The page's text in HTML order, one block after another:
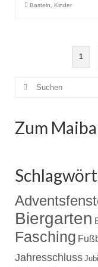
Basteln Kinder
1
Suche
nach:
Zum
Biergarten
Fasching
Jahresschluss